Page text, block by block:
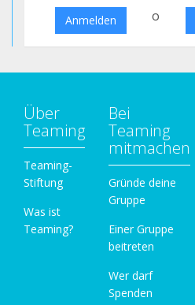
Anmelden o
Über
Teaming
Teaming-
Stiftung
Was ist
Teaming?
Bei
Teaming
mitmachen
Gründe deine
Gruppe
Einer Gruppe
beitreten
Wer darf
Spenden